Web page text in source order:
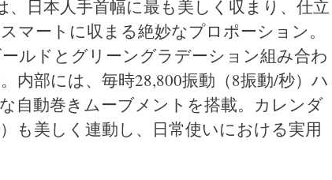
日本人手首幅に最も美しく収まり、仕立
マートに収まる絶妙なプロポーション。
ルドとグリーングラデーション組み合わ
内部には、毎時28,800振動（8振動/秒）ハ
自動巻きムーブメントを搭載。カレンダ
も美しく連動し、日常使いにおける実用